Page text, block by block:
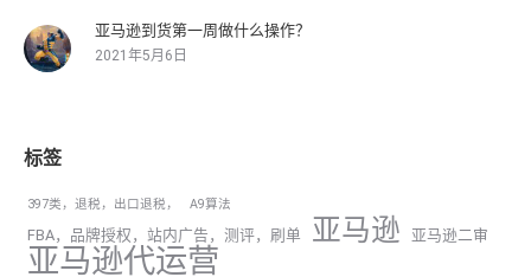
亚马逊到货第一周做什么操作？
2021年5月6日
标签
397类，退税，出口退税， A9算法
FBA，品牌授权，站内广告，测评，刷单 亚马逊 亚马逊二审
亚马逊代运营